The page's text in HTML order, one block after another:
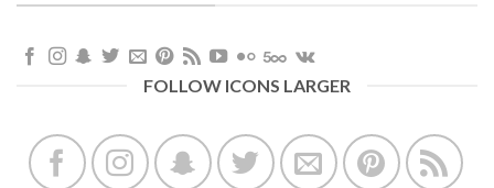
FOLLOW ICONS LARGER